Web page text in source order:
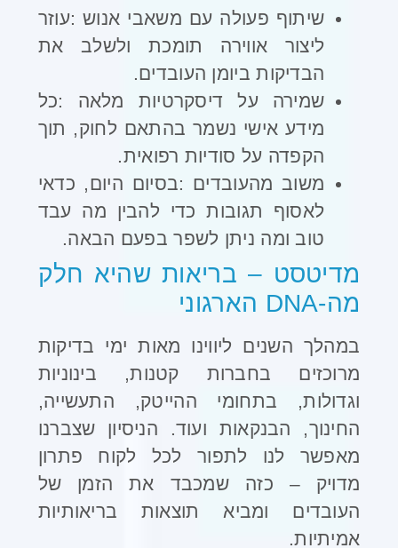
שיתוף פעולה עם משאבי אנוש:עוזר
ליצור אווירה תומכת ולשלב את
הבדיקות ביומן העובדים
שמירה על דיסקרטיות מלאה :כל
מידע אישי נשמר בהתאם לחוק, תוך
הקפדה על סודיות רפואית
משוב מהעובדים :בסיום היום, כדאי
לאסוף תגובות כדי להבין מה עבד
טוב ומה ניתן לשפר בפעם הבאה
מדיטסט – בריאות שהיא חלק
מה-DNA הארגוני
במהלך השנים ליווינו מאות ימי בדיקות
מרוכזים בחברות קטנות, בינוניות
וגדולות, בתחומי ההייטק, התעשייה,
החינוך, הבנקאות ועוד. הניסיון שצברנו
מאפשר לנו לתפור לכל לקוח פתרון
מדויק – כזה שמכבד את הזמן של
העובדים ומביא תוצאות בריאותיות
אמיתיות.